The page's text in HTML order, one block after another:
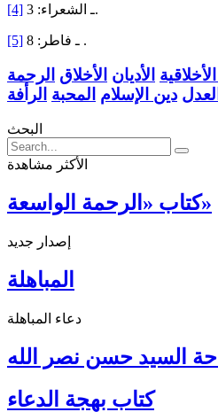
[4] ـ الشعراء: 3.
[5] ـ فاطر: 8 .
الأديان الأخلاق الرحمة
العدل دين الإسلام المحبة الرأفة
البحث
الأكثر مشاهدة
كتاب «الرحمة الواسعة»
إصدار جديد
المباهلة
دعاء المباهلة
السيد حسن نصر الله
كتاب بهجة الدعاء